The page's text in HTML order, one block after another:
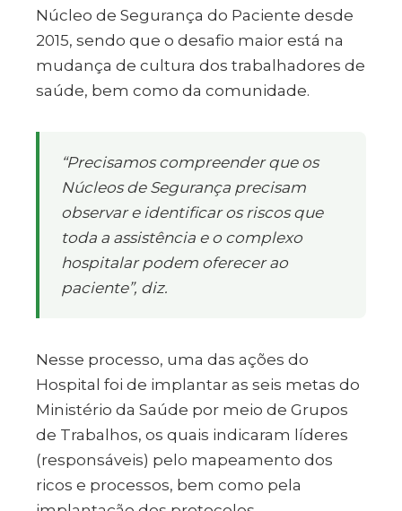
Núcleo de Segurança do Paciente desde
2015, sendo que o desafio maior está na
mudança de cultura dos trabalhadores de
saúde, bem como da comunidade.
“Precisamos compreender que os
Núcleos de Segurança precisam
observar e identificar os riscos que
toda a assistência e o complexo
hospitalar podem oferecer ao
paciente”, diz.
Nesse processo, uma das ações do
Hospital foi de implantar as seis metas do
Ministério da Saúde por meio de Grupos
de Trabalhos, os quais indicaram líderes
(responsáveis) pelo mapeamento dos
ricos e processos, bem como pela